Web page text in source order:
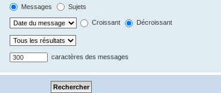
Messages Sujets
Croissant Décroissant
caractères des messages